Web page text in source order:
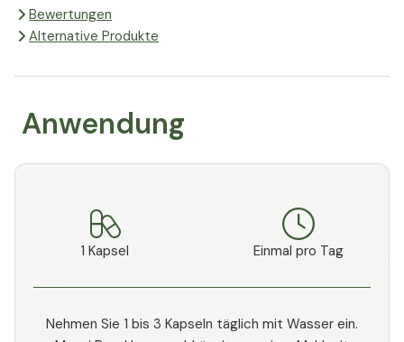
Bewertungen
Alternative Produkte
Anwendung
1 Kapsel Einmal pro Tag
Nehmen Sie 1 bis 3 Kapseln täglich mit Wasser ein.